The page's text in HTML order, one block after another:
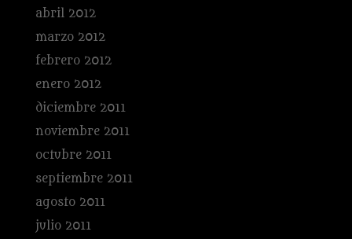
abril 2012
marzo 2012
febrero 2012
enero 2012
diciembre 2011
noviembre 2011
octubre 2011
septiembre 2011
agosto 2011
julio 2011